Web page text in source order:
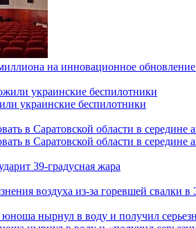
на инновационное
украинские беспилотники
в Саратовской области в середине
39-градусная жара
воздуха из-за горевшей свалки в